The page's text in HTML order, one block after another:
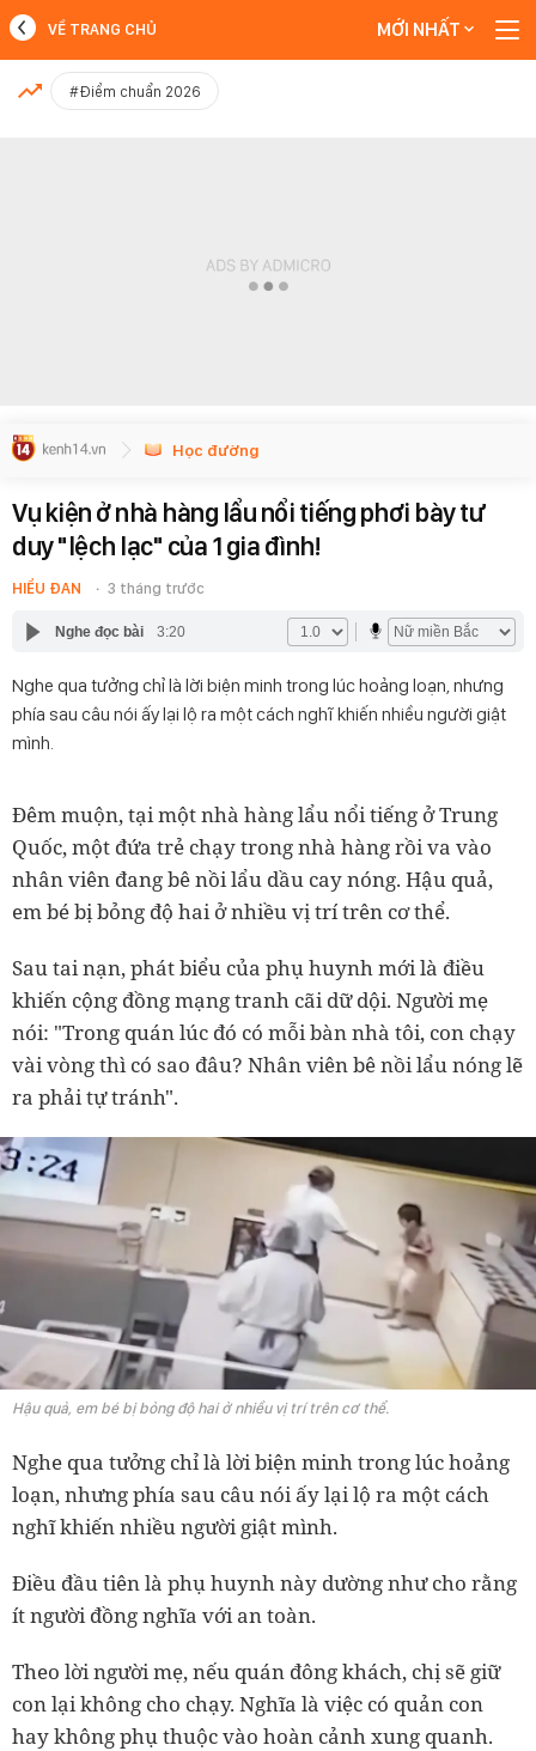
MỚI NHẤT
VỀ TRANG CHỦ MỚI NHẤT
#Điểm chuẩn 2026
Học đường
Vụ kiện ở nhà hàng lẩu nổi tiếng phơi bày tư
duy "lệch lạc" của 1 gia đình!
HIỂU ĐAN 3 tháng trước
Nghe đọc bài 3:20
Nghe qua tưởng chỉ là lời biện minh trong lúc hoảng loạn, nhưng
phía sau câu nói ấy lại lộ ra một cách nghĩ khiến nhiều người giật
mình.
Đêm muộn, tại một nhà hàng lẩu nổi tiếng ở Trung
Quốc, một đứa trẻ chạy trong nhà hàng rồi va vào
nhân viên đang bê nồi lẩu dầu cay nóng. Hậu quả,
em bé bị bỏng độ hai ở nhiều vị trí trên cơ thể.
Sau tai nạn, phát biểu của phụ huynh mới là điều
khiến cộng đồng mạng tranh cãi dữ dội. Người mẹ
nói: "Trong quán lúc đó có mỗi bàn nhà tôi, con chạy
vài vòng thì có sao đâu? Nhân viên bê nồi lẩu nóng lẽ
ra phải tự tránh".
Hậu quả, em bé bị bỏng độ hai ở nhiều vị trí trên cơ thể.
Nghe qua tưởng chỉ là lời biện minh trong lúc hoảng
loạn, nhưng phía sau câu nói ấy lại lộ ra một cách
nghĩ khiến nhiều người giật mình.
Điều đầu tiên là phụ huynh này dường như cho rằng
ít người đồng nghĩa với an toàn.
Theo lời người mẹ, nếu quán đông khách, chị sẽ giữ
con lại không cho chạy. Nghĩa là việc có quản con
hay không phụ thuộc vào hoàn cảnh xung quanh.